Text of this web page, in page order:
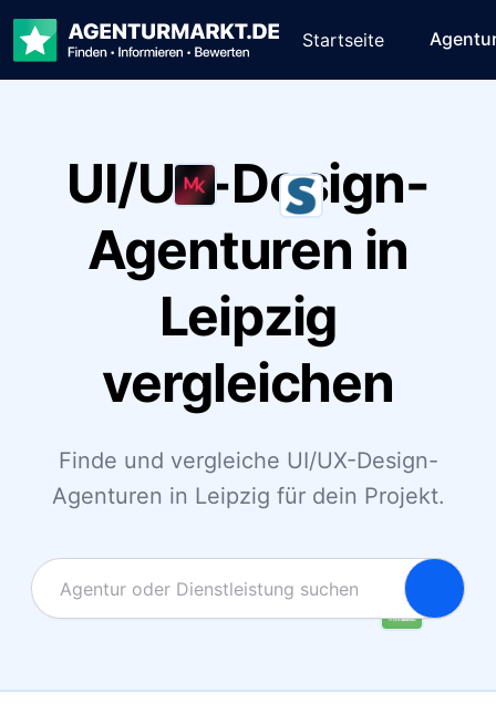
Startseite
UI/UX-Design-
Agenturen in
Leipzig
vergleichen
Finde und vergleiche UI/UX-Design-
Agenturen in Leipzig für dein Projekt.